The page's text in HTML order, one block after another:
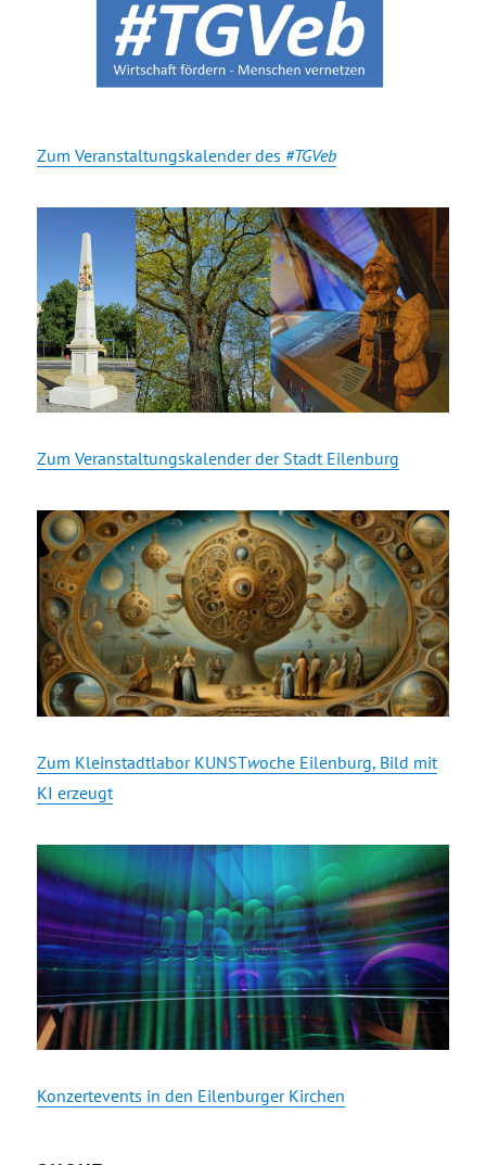
Zum Veranstaltungskalender des #TGVeb
Zum Veranstaltungskalender der Stadt Eilenburg
Zum Kleinstadtlabor KUNSTwoche Eilenburg, Bild mit
KI erzeugt
Konzertevents in den Eilenburger Kirchen